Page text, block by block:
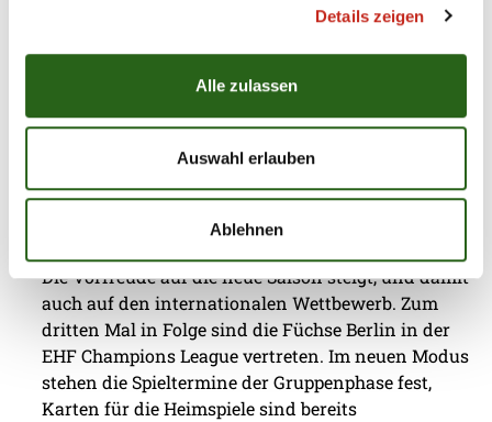
Details zeigen
Alle zulassen
Auswahl erlauben
Ablehnen
Rängen gibt es extra Energie, am gestrigen Sonntag
Reinickendorf.
30.07.2026 | Information | pst
CL-Termine fix, Tickets erhältlich
Die Vorfreude auf die neue Saison steigt, und damit
auch auf den internationalen Wettbewerb. Zum
dritten Mal in Folge sind die Füchse Berlin in der
EHF Champions League vertreten. Im neuen Modus
stehen die Spieltermine der Gruppenphase fest,
Karten für die Heimspiele sind bereits